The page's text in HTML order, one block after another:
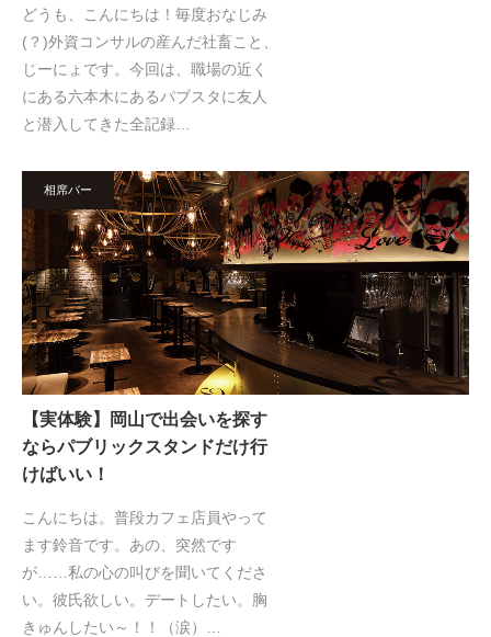
どうも、こんにちは！毎度おなじみ
(？)外資コンサルの産んだ社畜こと、
じーにょです。今回は、職場の近く
にある六本木にあるパブスタに友人
と潜入してきた全記録…
相席バー
【実体験】岡山で出会いを探す
ならパブリックスタンドだけ行
けばいい！
こんにちは。普段カフェ店員やって
ます鈴音です。あの、突然です
が……私の心の叫びを聞いてくださ
い。彼氏欲しい。デートしたい。胸
きゅんしたい～！！（涙）…